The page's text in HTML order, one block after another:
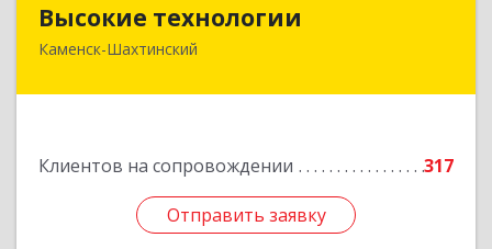
Высокие технологии
Каменск-Шахтинский
Клиентов на сопровождении 317
Отправить заявку
347810, Ростовская обл, Каменск-Шахтинский г,
Подробнее
Отправить заявку